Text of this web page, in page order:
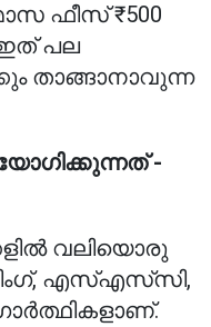
ഫീസ് ₹500
പല
താങ്ങാനാവുന്ന
-
വലിയൊരു
എസ്‌എസ്‌സി,